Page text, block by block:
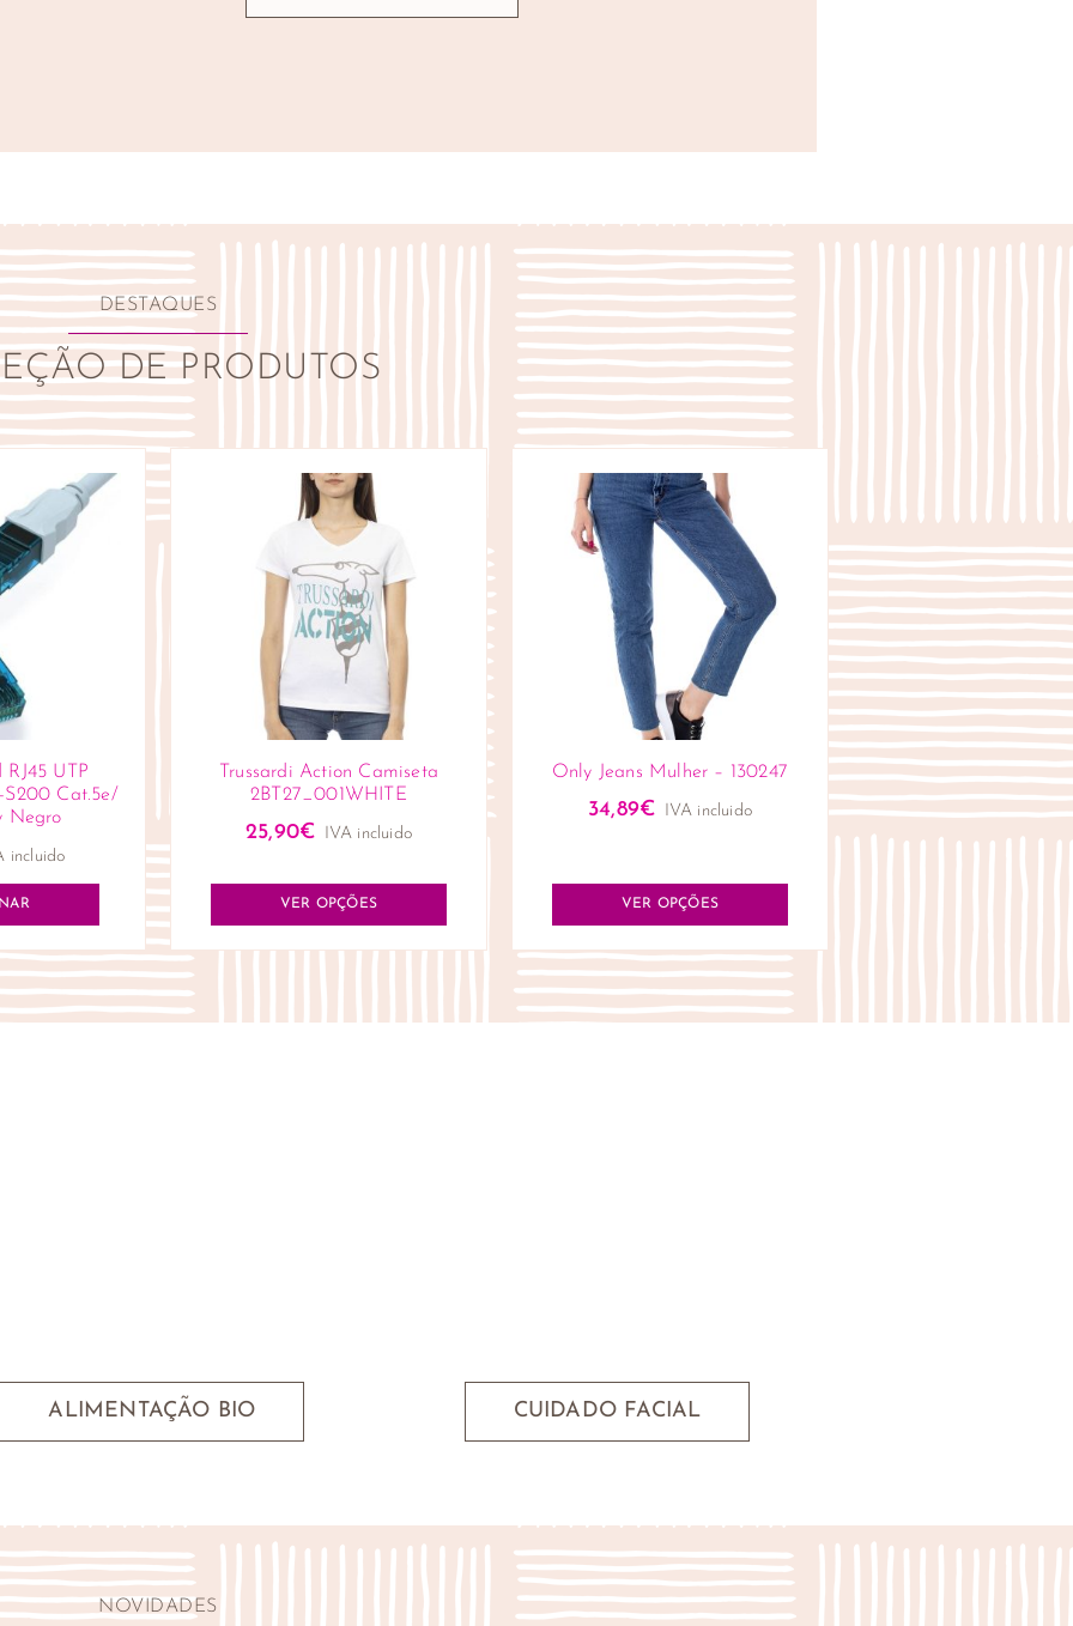
DESTAQUES
DE PRODUTOS
UTP
S200 Cat.5e/
Negro
incluido
Trussardi Action Camiseta
2BT27_001WHITE
25,90€ IVA incluido
VER OPÇÕES
Only Jeans Mulher – 130247
34,89€ IVA incluido
VER OPÇÕES
ALIMENTAÇÃO BIO CUIDADO FACIAL
NOVIDADES